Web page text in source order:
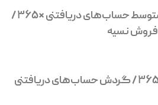
دوره وصول مطالبات = متوسط حساب­‌های دریافتنی *۳۶۵ /
فروش نسیه